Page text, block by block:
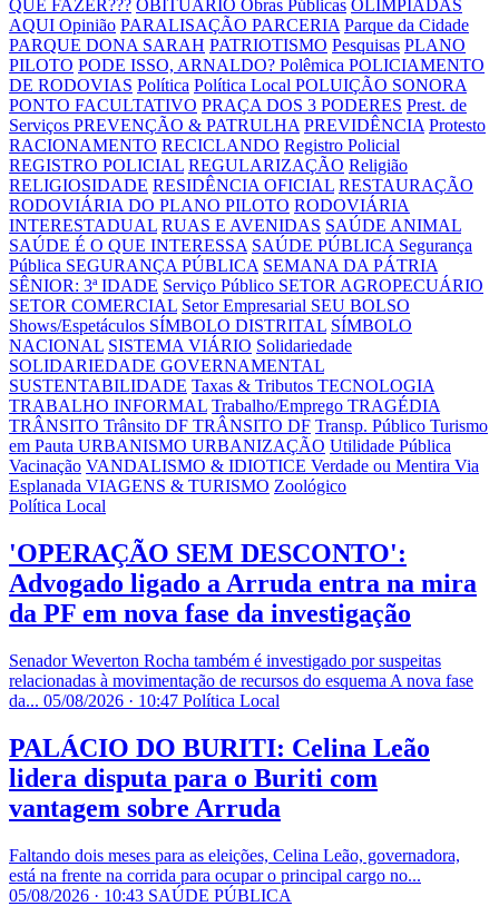
QUE FAZER??? OBITUÁRIO Obras Públicas OLIMPÍADAS
AQUI Opinião PARALISAÇÃO PARCERIA Parque da Cidade
PARQUE DONA SARAH PATRIOTISMO Pesquisas PLANO
PILOTO PODE ISSO, ARNALDO? Polêmica POLICIAMENTO
DE RODOVIAS Política Política Local POLUIÇÃO SONORA
PONTO FACULTATIVO PRAÇA DOS 3 PODERES Prest. de
Serviços PREVENÇÃO & PATRULHA PREVIDÊNCIA Protesto
RACIONAMENTO RECICLANDO Registro Policial
REGISTRO POLICIAL REGULARIZAÇÃO Religião
RELIGIOSIDADE RESIDÊNCIA OFICIAL RESTAURAÇÃO
RODOVIÁRIA DO PLANO PILOTO RODOVIÁRIA
INTERESTADUAL RUAS E AVENIDAS SAÚDE ANIMAL
SAÚDE É O QUE INTERESSA SAÚDE PÚBLICA Segurança
Pública SEGURANÇA PÚBLICA SEMANA DA PÁTRIA
SÊNIOR: 3ª IDADE Serviço Público SETOR AGROPECUÁRIO
SETOR COMERCIAL Setor Empresarial SEU BOLSO
Shows/Espetáculos SÍMBOLO DISTRITAL SÍMBOLO
NACIONAL SISTEMA VIÁRIO Solidariedade
SOLIDARIEDADE GOVERNAMENTAL
SUSTENTABILIDADE Taxas & Tributos TECNOLOGIA
TRABALHO INFORMAL Trabalho/Emprego TRAGÉDIA
TRÂNSITO Trânsito DF TRÂNSITO DF Transp. Público Turismo
em Pauta URBANISMO URBANIZAÇÃO Utilidade Pública
Vacinação VANDALISMO & IDIOTICE Verdade ou Mentira Via
Esplanada VIAGENS & TURISMO Zoológico
Política Local
'OPERAÇÃO SEM DESCONTO':
Advogado ligado a Arruda entra na mira
da PF em nova fase da investigação
Senador Weverton Rocha também é investigado por suspeitas
relacionadas à movimentação de recursos do esquema A nova fase
da... 05/08/2026 · 10:47 Política Local
PALÁCIO DO BURITI: Celina Leão
lidera disputa para o Buriti com
vantagem sobre Arruda
Faltando dois meses para as eleições, Celina Leão, governadora,
está na frente na corrida para ocupar o principal cargo no...
05/08/2026 · 10:43 SAÚDE PÚBLICA